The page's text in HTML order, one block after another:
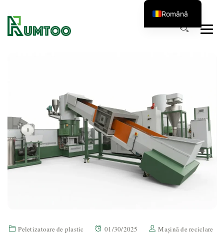
Peletizatoare de plastic 01/30/2025
Mașină de reciclare
Română